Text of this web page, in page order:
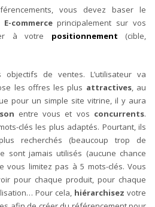
vous devez baser le
commerceprincipalement sur vos
à votre positionnement
(cible,
objectifs de ventes. L’utilisateur va
les offres les plus attractives, au
pour un simple site vitrine, il y aura
entre vous et vos concurrents.
clés les plus adaptés. Pourtant, ils
recherchés (beaucoup trop de
sont jamais utilisés (aucune chance
vous limitez pas à 5 mots-clés. Vous
pour chaque produit, pour chaque
Pour cela, hiérarchisez votre